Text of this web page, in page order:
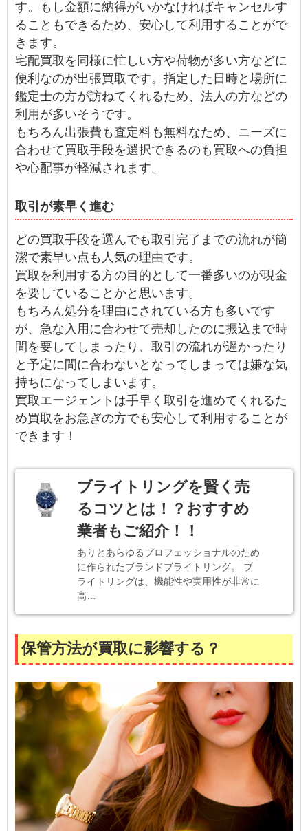
す。もし金額に納得がいかなければキャンセルす
ることもできるため、安心して利用することがで
きます。
宅配買取を同様に忙しい方や荷物が多い方などに
便利なのが出張買取です。指定した日時と場所に
鑑定士の方が訪ねてくれるため、法人の方などの
利用が多いそうです。
もちろん出張費も査定料も無料なため、ニーズに
合わせて買取手段を選択できるのも買取への負担
や心配事が軽減されます。
取引が素早く進む
どの買取手段を選んでも取引完了までの流れが簡
潔で素早い点も人気の理由です。
買取を利用する方の目的として一番多いのが現金
を要していることかと思います。
もちろん処分を理由にされている方も多いです
が、急な入用に合わせて売却したのに振込まで時
間を要してしまったり、取引の流れが遅かったり
と予定に間に合わないとなってしまっては嫌な気
持ちになってしまいます。
買取エージェントは手早く取引を進めてくれるた
め買取をお急ぎの方でも安心して利用することが
できます！
ブライトリングを賢く売
るコツとは！？おすすめ
業者もご紹介！！
ありとあらゆるプロフェッショナルのため
に作られたブランドブライトリング。 ブ
ライトリングは、機能性や実用性が非常に
高…
保管方法が買取に影響する？